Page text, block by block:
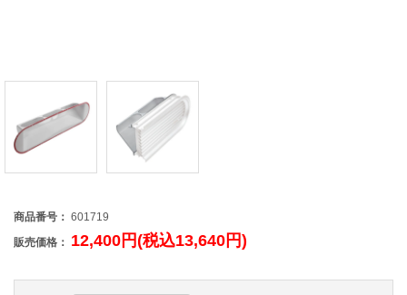
商品番号： 601719
販売価格： 12,400円(税込13,640円)